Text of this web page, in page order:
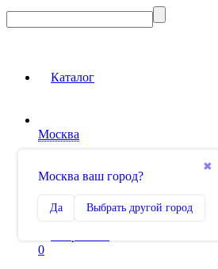
Каталог
Москва
✖
Москва ваш город?
Да Выбрать другой город
Сравнение
0